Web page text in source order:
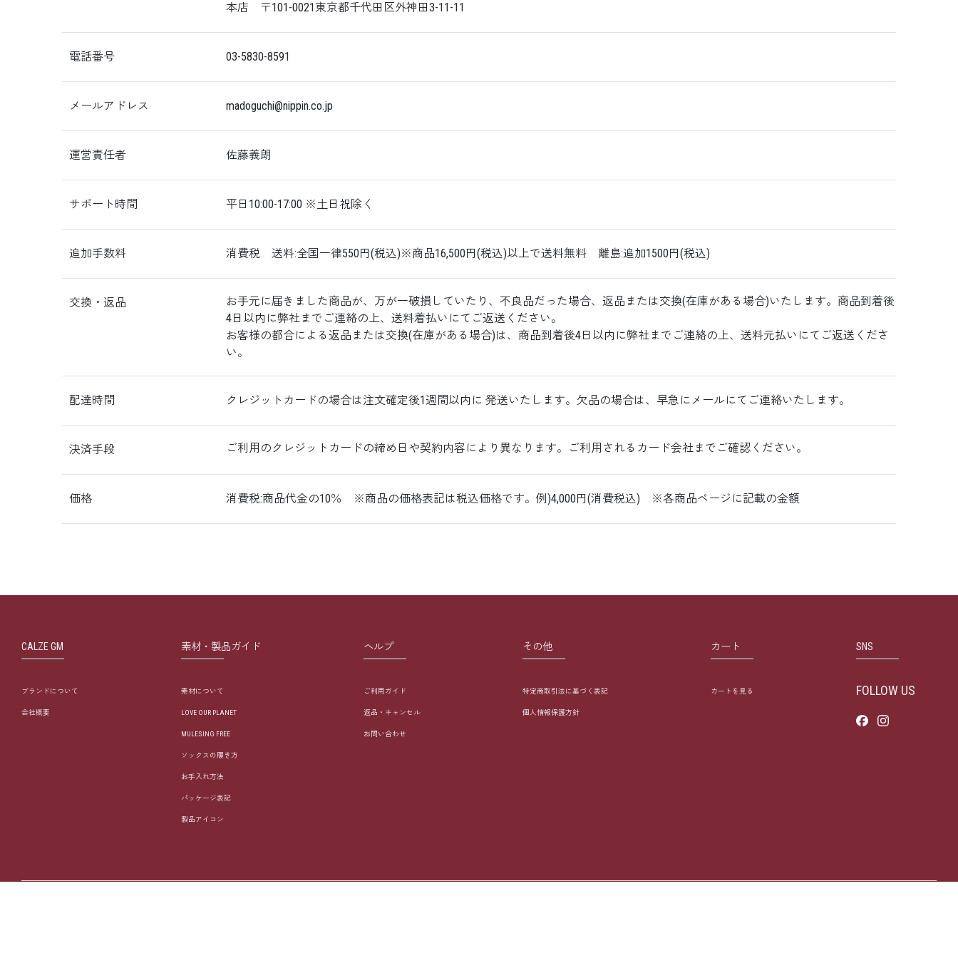
本店 〒101-0021東京都千代田区外神田3-11-11
電話番号 03-5830-8591
メールアドレス madoguchi nippin.co.jp
運営責任者 佐藤義朗
サポート時間 平日10:00-17:00 ※土日祝除く
追加手数料 消費税 送料:全国一律550円(税込)※商品16,500円(税込)以上で送料無料 離島:追加1500円(税込)
交換・返品
お手元に届きました商品が、万が一破損していたり、不良品だった場合、返品または交換(在庫がある場合)いたします。商品到着後
4日以内に弊社までご連絡の上、送料着払いにてご返送ください。
お客様の都合による返品または交換(在庫がある場合)は、商品到着後4日以内に弊社までご連絡の上、送料元払いにてご返送くださ
い。
配達時間 クレジットカードの場合は注文確定後1週間以内に 発送いたします。欠品の場合は、早急にメールにてご連絡いたします。
決済手段 ご利用のクレジットカードの締め日や契約内容により異なります。ご利用されるカード会社までご確認ください。
価格 消費税:商品代金の10％ ※商品の価格表記は税込価格です。例)4,000円(消費税込) ※各商品ページに記載の金額
CALZE GM
ブランドについて
会社概要
素材・製品ガイド
素材について
LOVE OUR PLANET
MULESING FREE
ソックスの履き方
お手入れ方法
パッケージ表記
製品アイコン
ヘルプ
ご利用ガイド
返品・キャンセル
お問い合わせ
その他
特定商取引法に基づく表記
個人情報保護方針
カート
カートを見る
SNS
FOLLOW US
FACEBOOKINSTAGRAM